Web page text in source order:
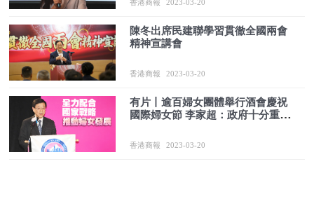
香港商報 2023-03-20
陳冬出席民建聯學習貫徹全國兩會
精神宣講會
香港商報 2023-03-20
有片丨逾百婦女團體舉行酒會慶祝
國際婦女節 李家超：政府十分重視
香港商報 2023-03-20